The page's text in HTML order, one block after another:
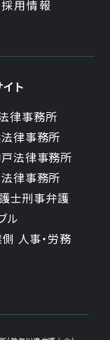
用情報
ト
律事務所
律事務所
法律事務所
律事務所
士刑事弁護
ル
人事・労務